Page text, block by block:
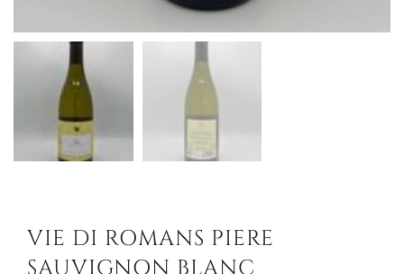
VIE DI ROMANS PIERE